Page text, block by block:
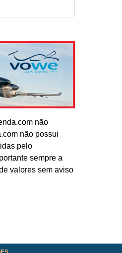
não
não possui
pelo
sempre a
valores sem aviso